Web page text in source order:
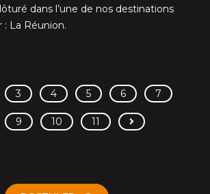
dans l’une de nos destinations
La Réunion.
3 4 5 6 7
9 10 11 >